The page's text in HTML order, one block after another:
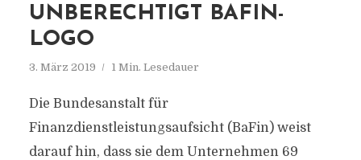
UNBERECHTIGT BAFIN-
LOGO
3. März 2019 1 Min. Lesedauer
Die Bundesanstalt für
Finanzdienstleistungsaufsicht (BaFin) weist
darauf hin, dass sie dem Unternehmen 69